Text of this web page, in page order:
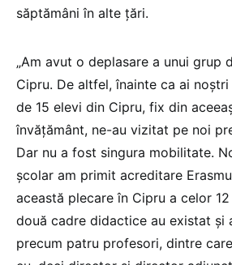
săptămâni în alte țări.
„Am avut o deplasare a unui grup
Cipru. De altfel, înainte ca ai
de 15 elevi din Cipru, fix din
învățământ, ne-au vizitat pe noi
Dar nu a fost singura mobilitate.
școlar am primit acreditare
această plecare în Cipru a celor
două cadre didactice au existat și
precum patru profesori, dintre